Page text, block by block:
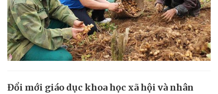
Đổi mới giáo dục khoa học xã hội và nhân